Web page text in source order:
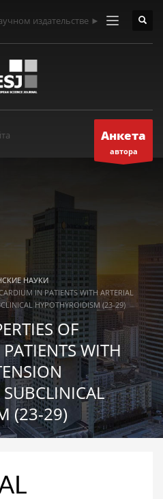
издательстве ►
Анкета
автора
НАУКИ
IN PATIENTS WITH ARTERIAL
HYPOTHYROIDISM (23-29)
OF
WITH
(23-29)